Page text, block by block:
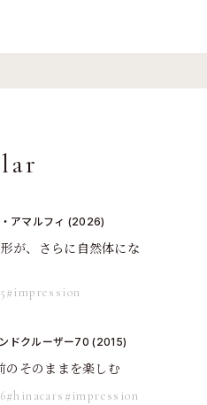
アマルフィ (2026)
が、さらに自然体にな
#impression
ドクルーザー70 (2015)
のそのままを楽しむ
#hinacars #impression